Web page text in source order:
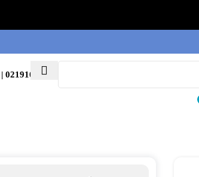
02191003039 | 09127364236 : تماس با ما